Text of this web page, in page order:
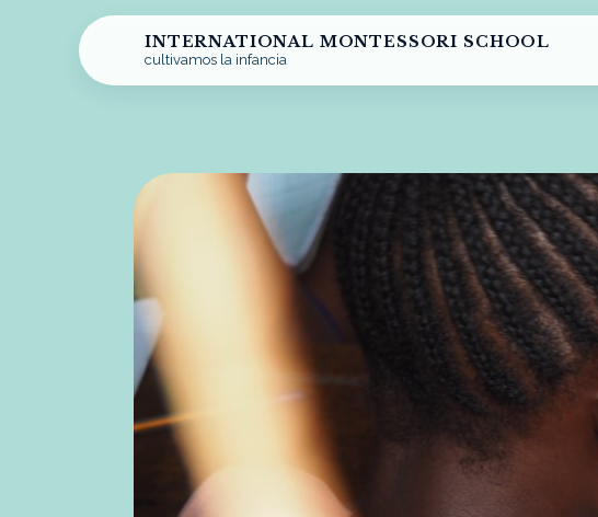
INTERNATIONAL MONTESSORI SCHOOL
cultivamos la infancia